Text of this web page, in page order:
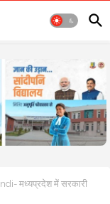
मध्यप्रदेश में सरकारी